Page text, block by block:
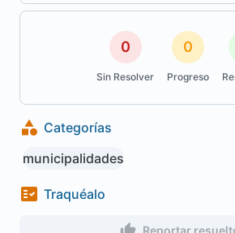
0
Sin Resolver
0
Progreso
Categorías
municipalidades
Traquéalo
Reportar